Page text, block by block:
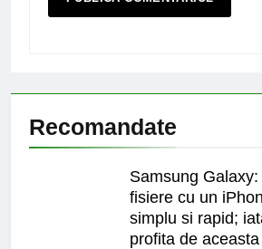
Recomandate
Samsung
fisiere cu un
simplu si rapid;
profita de